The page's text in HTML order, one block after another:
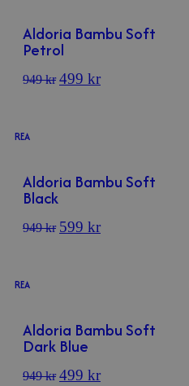
Aldoria Bambu Soft
Petrol
949kr 499 kr
Aldoria Bambu Soft
Black
949kr 599 kr
REA
Aldoria Bambu Soft
Dark Blue
949kr 499 kr
REA